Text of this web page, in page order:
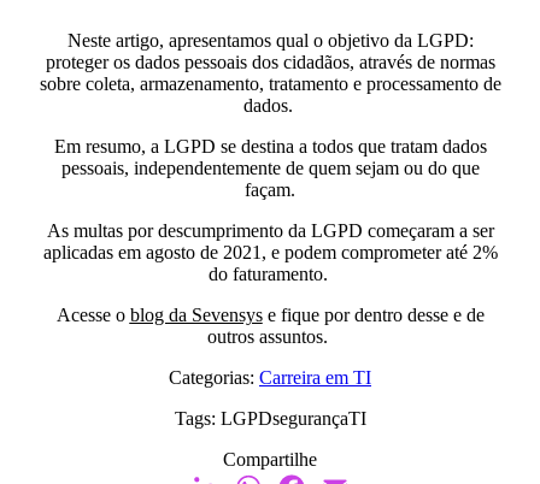
Neste artigo, apresentamos qual o objetivo da LGPD:
proteger os dados pessoais dos cidadãos, através de normas
sobre coleta, armazenamento, tratamento e processamento de
dados.
Em resumo, a LGPD se destina a todos que tratam dados
pessoais, independentemente de quem sejam ou do que
façam.
As multas por descumprimento da LGPD começaram a ser
aplicadas em agosto de 2021, e podem comprometer até 2%
do faturamento.
Acesse o blog da Sevensyse fique por dentro desse e de
outros assuntos.
Categorias: Carreira em TI
Tags: LGPDsegurançaTI
Compartilhe